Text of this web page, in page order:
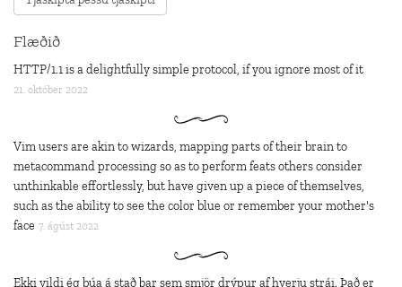
Flæðið
HTTP/1.1 is a delightfully simple protocol, if you ignore most of it
21. október 2022
Vim users are akin to wizards, mapping parts of their brain to
metacommand processing so as to perform feats others consider
unthinkable effortlessly, but have given up a piece of themselves,
such as the ability to see the color blue or remember your mother's
face 7. ágúst 2022
Ekki vildi ég búa á stað þar sem smjör drýpur af hverju strái. Það er